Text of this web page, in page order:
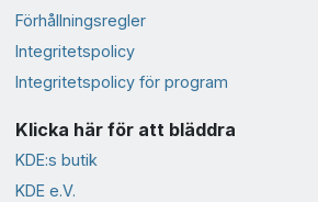
Förhållningsregler
Integritetspolicy
Integritetspolicy för program
Klicka här för att bläddra
KDE:s butik
KDE e.V.